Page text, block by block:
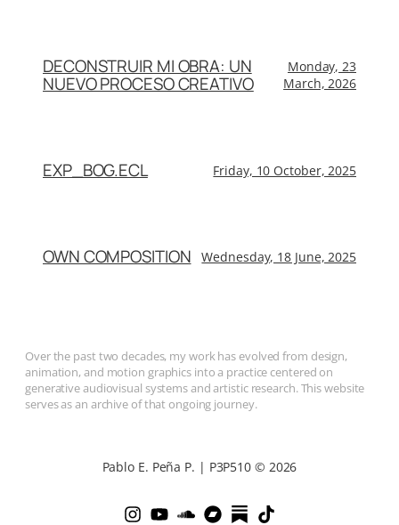
DECONSTRUIR MI OBRA: UN
NUEVO PROCESO CREATIVO
Monday, 23
March, 2026
EXP_BOG.ECL Friday, 10 October, 2025
OWN COMPOSITION Wednesday, 18 June, 2025
Over the past two decades, my work has evolved from design,
animation, and motion graphics into a practice centered on
generative audiovisual systems and artistic research. This website
serves as an archive of that ongoing journey.
Pablo E. Peña P. | P3P510 © 2026